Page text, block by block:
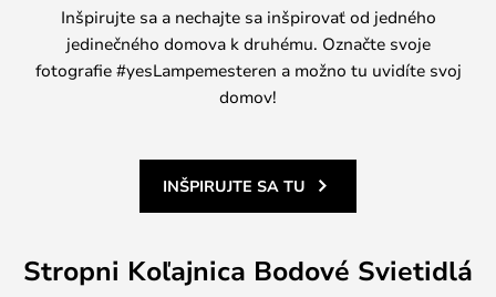
Inšpirujte sa a nechajte sa inšpirovať od jedného
jedinečného domova k druhému. Označte svoje
fotografie #yesLampemesteren a možno tu uvidíte svoj
domov!
INŠPIRUJTE SA TU
Stropni Koľajnica Bodové Svietidlá